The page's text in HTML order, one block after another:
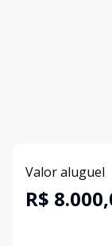
Valor aluguel
R$